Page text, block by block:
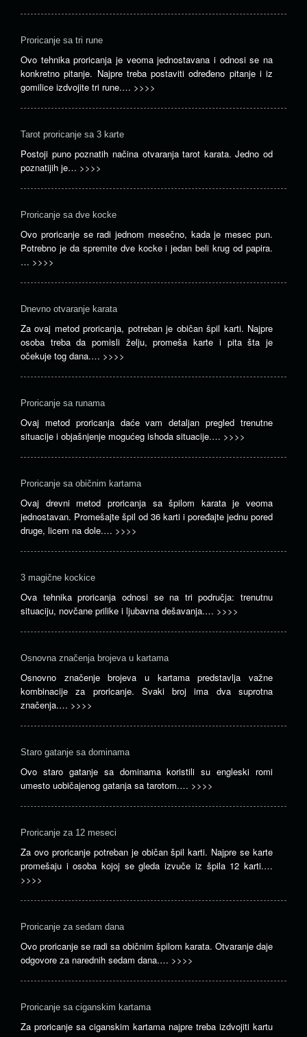
Proricanje sa tri rune
Ovo tehnika proricanja je veoma jednostavana i odnosi se na
konkretno pitanje. Najpre treba postaviti određeno pitanje i iz
gomilice izdvojite tri rune.… >>>>
Tarot proricanje sa 3 karte
Postoji puno poznatih načina otvaranja tarot karata. Jedno od
poznatijih je… >>>>
Proricanje sa dve kocke
Ovo proricanje se radi jednom mesečno, kada je mesec pun.
Potrebno je da spremite dve kocke i jedan beli krug od papira.
… >>>>
Dnevno otvaranje karata
Za ovaj metod proricanja, potreban je običan špil karti. Najpre
osoba treba da pomisli želju, promeša karte i pita šta je
očekuje tog dana.… >>>>
Proricanje sa runama
Ovaj metod proricanja daće vam detaljan pregled trenutne
situacije i objašnjenje mogućeg ishoda situacije.… >>>>
Proricanje sa običnim kartama
Ovaj drevni metod proricanja sa špilom karata je veoma
jednostavan. Promešajte špil od 36 karti i poređajte jednu pored
druge, licem na dole.… >>>>
3 magične kockice
Ova tehnika proricanja odnosi se na tri područja: trenutnu
situaciju, novčane prilike i ljubavna dešavanja.… >>>>
Osnovna značenja brojeva u kartama
Osnovno značenje brojeva u kartama predstavlja važne
kombinacije za proricanje. Svaki broj ima dva suprotna
značenja.… >>>>
Staro gatanje sa dominama
Ovo staro gatanje sa dominama koristili su engleski romi
umesto uobičajenog gatanja sa tarotom.… >>>>
Proricanje za 12 meseci
Za ovo proricanje potreban je običan špil karti. Najpre se karte
promešaju i osoba kojoj se gleda izvuče iz špila 12 karti.…
>>>>
Proricanje za sedam dana
Ovo proricanje se radi sa običnim špilom karata. Otvaranje daje
odgovore za narednih sedam dana.… >>>>
Proricanje sa ciganskim kartama
Za proricanje sa ciganskim kartama najpre treba izdvojiti kartu